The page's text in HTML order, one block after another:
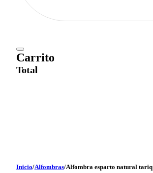
Carrito
Total
Inicio/Alfombras/Alfombra esparto natural tariq